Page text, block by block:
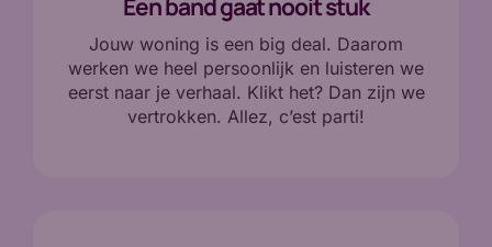
Een band gaat nooit stuk
Jouw woning is een big deal. Daarom
werken we heel persoonlijk en luisteren we
eerst naar je verhaal. Klikt het? Dan zijn we
vertrokken. Allez, c’est parti!